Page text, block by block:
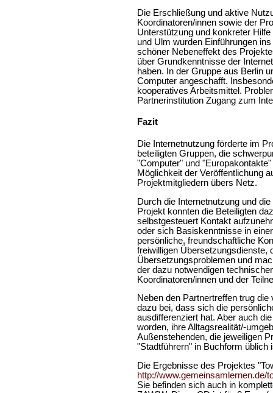
Die Erschließung und aktive
Koordinatoren/innen sowie der
Unterstützung und konkreter
und Ulm wurden Einführungen
schöner Nebeneffekt des
über Grundkenntnisse der
haben. In der Gruppe aus Berlin
Computer angeschafft.
kooperatives Arbeitsmittel.
Partnerinstitution Zugang zum
Fazit
Die Internetnutzung förderte im
beteiligten Gruppen, die
"Computer" und
Möglichkeit der Veröffentlichung
Projektmitgliedern übers Netz.
Durch die Internetnutzung und
Projekt konnten die Beteiligten
selbstgesteuert Kontakt
oder sich Basiskenntnisse in
persönliche, freundschaftliche
freiwilligen Übersetzungsdienste,
Übersetzungsproblemen und
der dazu notwendigen
Koordinatoren/innen und der
Neben den Partnertreffen trug
dazu bei, dass sich die
ausdifferenziert hat. Aber auch
worden, ihre Alltagsrealität/-
Außenstehenden, die jeweiligen
"Stadtführern" in Buchform üblich
Die Ergebnisse des Projektes
http://www.gemeinsamlernen.de/
Sie befinden sich auch in